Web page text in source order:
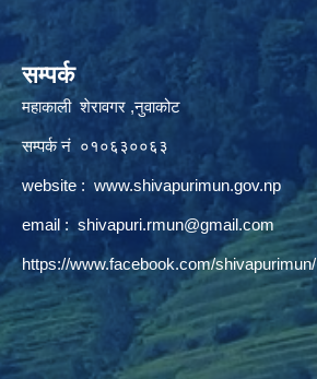
सम्पर्क
महाकाली शेरावगर ,नुवाकोट
सम्पर्क नं ०१०६३००६३
website : www.shivapurimun.gov.np
email : shivapuri.rmun@gmail.com
https://www.facebook.com/shivapurimun/